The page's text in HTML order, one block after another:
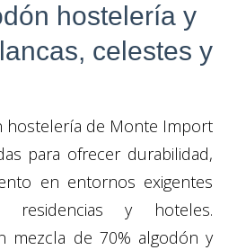
hostelería y
celestes y
hostelería de Monte Import
para ofrecer durabilidad,
en entornos exigentes
residencias y hoteles.
mezcla de 70% algodón y